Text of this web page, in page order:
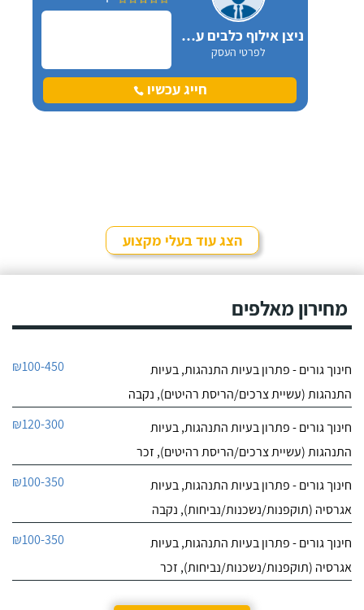
ניצן אילוף כלבים על הכנרת
לפרטי העסק
חייג עכשיו
הצג עוד בעלי מקצוע
מחירון מאלפים
חינוך גורים - פתרון בעיות התנהגות, בעיות
התנהגות (עשיית צרכים/הריסת רהיטים), נקבה
₪100-450
חינוך גורים - פתרון בעיות התנהגות, בעיות
התנהגות (עשיית צרכים/הריסת רהיטים), זכר
₪120-300
חינוך גורים - פתרון בעיות התנהגות, בעיות
אגרסיה (תוקפנות/נשכנות/נביחות), נקבה
₪100-350
חינוך גורים - פתרון בעיות התנהגות, בעיות
אגרסיה (תוקפנות/נשכנות/נביחות), זכר
₪100-350